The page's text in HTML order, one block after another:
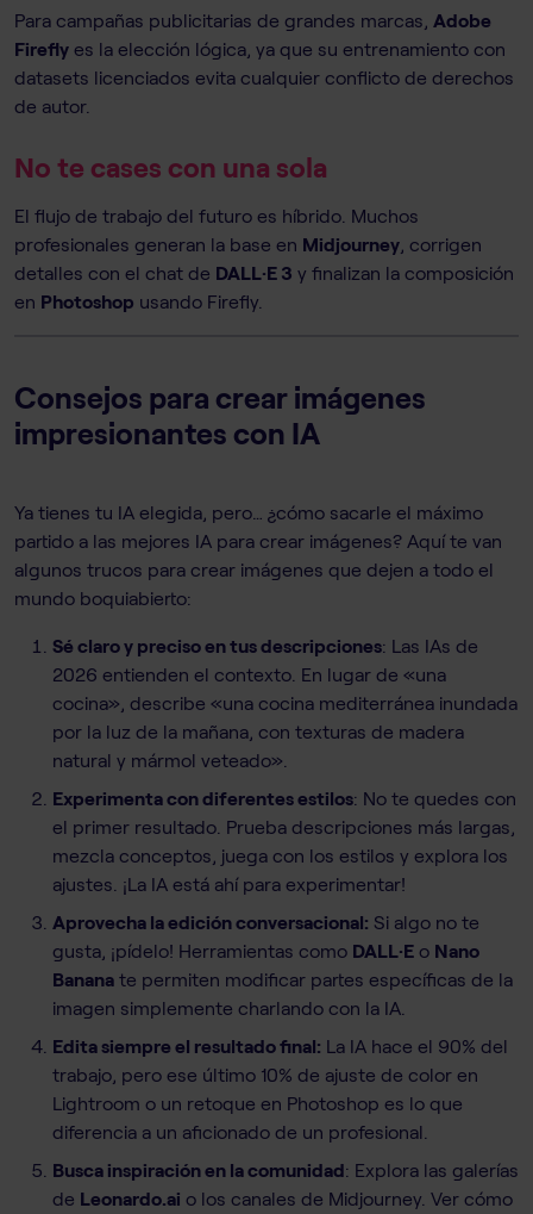
Para campañas publicitarias de grandes marcas, Adobe
Firefly es la elección lógica, ya que su entrenamiento con
datasets licenciados evita cualquier conflicto de derechos
de autor.
No te cases con una sola
El flujo de trabajo del futuro es híbrido. Muchos
profesionales generan la base en Midjourney , corrigen
detalles con el chat de DALL·E 3 y finalizan la composición
en Photoshop usando Firefly.
Consejos para crear imágenes
impresionantes con IA
Ya tienes tu IA elegida, pero… ¿cómo sacarle el máximo
partido a las mejores IA para crear imágenes? Aquí te van
algunos trucos para crear imágenes que dejen a todo el
mundo boquiabierto:
Sé claro y preciso en tus descripciones: Las IAs de
2026 entienden el contexto. En lugar de «una
cocina», describe «una cocina mediterránea inundada
por la luz de la mañana, con texturas de madera
natural y mármol veteado».
Experimenta con diferentes estilos: No te quedes con
el primer resultado. Prueba descripciones más largas,
mezcla conceptos, juega con los estilos y explora los
ajustes. ¡La IA está ahí para experimentar!
Aprovecha la edición conversacional: Si algo no te
gusta, ¡pídelo! Herramientas como DALL·E o Nano
Banana te permiten modificar partes específicas de la
imagen simplemente charlando con la IA.
Edita siempre el resultado final: La IA hace el 90% del
trabajo, pero ese último 10% de ajuste de color en
Lightroom o un retoque en Photoshop es lo que
diferencia a un aficionado de un profesional.
Busca inspiración en la comunidad: Explora las galerías
de Leonardo.ai o los canales de Midjourney. Ver cómo